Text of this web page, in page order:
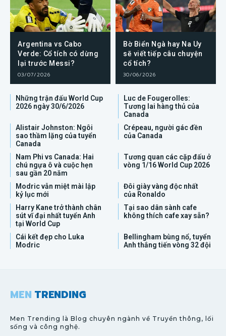
Argentina vs Cabo
Verde: Cổ tích có dừng
lại trước Messi?
03/07/2026
Bờ Biển Ngà hay Na Uy
sẽ viết tiếp câu chuyện
cổ tích?
30/06/2026
Những trận đấu World Cup
2026 ngày 30/6/2026
Luc de Fougerolles:
Tương lai hàng thủ của
Canada
Alistair Johnston: Ngôi
sao thầm lặng của tuyển
Canada
Crépeau, người gác đền
của Canada
Nam Phi vs Canada: Hai
chú ngựa ô và cuộc hẹn
sau gần 20 năm
Tương quan các cặp đấu ở
vòng 1/16 World Cup 2026
Modric vẫn miệt mài lập
kỷ lục mới
Đôi giày vàng độc nhất
của Ronaldo
Harry Kane trở thành chân
sút vĩ đại nhất tuyển Anh
tại World Cup
Tại sao dân sành cafe
không thích cafe xay sẵn?
Cái kết đẹp cho Luka
Modric
Bellingham bùng nổ, tuyển
Anh thắng tiến vòng 32 đội
MEN TRENDING
Men Trending là Blog chuyên ngành về Truyền thông, lối
sống và công nghệ.